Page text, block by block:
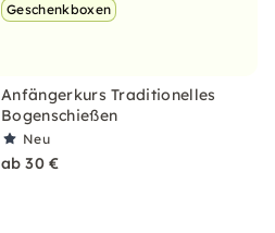
Geschenkboxen
Anfängerkurs Traditionelles
Bogenschießen
Neu
ab 30 €